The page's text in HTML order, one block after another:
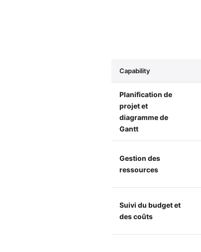
Capability
Planification de
projet et
diagramme de
Gantt
Gestion des
ressources
Suivi du budget et
des coûts